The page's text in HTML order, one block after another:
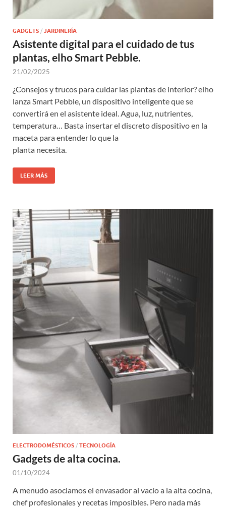
GADGETS / JARDINERÍA
Asistente digital para el cuidado de tus
plantas, elho Smart Pebble.
21/02/2025
¿Consejos y trucos para cuidar las plantas de interior? elho
lanza Smart Pebble, un dispositivo inteligente que se
convertirá en el asistente ideal. Agua, luz, nutrientes,
temperatura… Basta insertar el discreto dispositivo en la
maceta para entender lo que la
planta necesita.
LEER MÁS
ELECTRODOMÉSTICOS / TECNOLOGÍA
Gadgets de alta cocina.
01/10/2024
A menudo asociamos el envasador al vacío a la alta cocina,
chef profesionales y recetas imposibles. Pero nada más